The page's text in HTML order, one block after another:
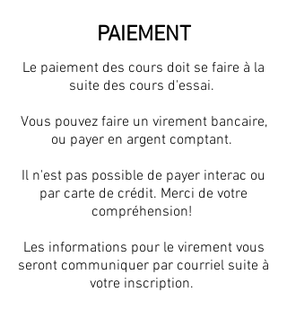
PAIEMENT
Le paiement des cours doit se faire à la
suite des cours d'essai.
Vous pouvez faire un virement bancaire,
ou payer en argent comptant.
Il n'est pas possible de payer interac ou
par carte de crédit. Merci de votre
compréhension!
Les informations pour le virement vous
seront communiquer par courriel suite à
votre inscription.